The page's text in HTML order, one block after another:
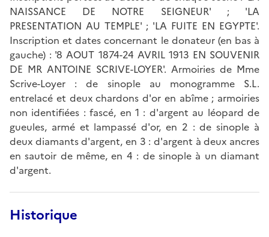
NAISSANCE DE NOTRE SEIGNEUR' ; 'LA
PRESENTATION AU TEMPLE' ; 'LA FUITE EN EGYPTE'.
Inscription et dates concernant le donateur (en bas à
gauche) : '8 AOUT 1874-24 AVRIL 1913 EN SOUVENIR
DE MR ANTOINE SCRIVE-LOYER'. Armoiries de Mme
Scrive-Loyer : de sinople au monogramme S.L.
entrelacé et deux chardons d'or en abîme ; armoiries
non identifiées : fascé, en 1 : d'argent au léopard de
gueules, armé et lampassé d'or, en 2 : de sinople à
deux diamants d'argent, en 3 : d'argent à deux ancres
en sautoir de même, en 4 : de sinople à un diamant
d'argent.
Historique